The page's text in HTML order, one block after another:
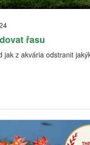
řasu
jak z akvária odstranit